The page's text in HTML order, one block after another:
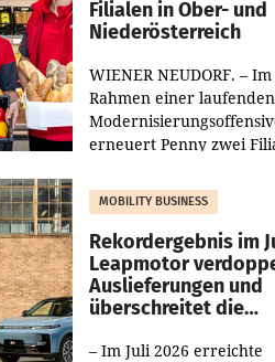
Filialen in Ober- und
Niederösterreich
WIENER NEUDORF. – Im
Rahmen einer laufenden
erneuert Penny zwei
Die beiden Standorte
Haag sowie im rund
MOBILITY BUSINESS
Rekordergebnis im
Leapmotor
Auslieferungen und
überschreitet die
– Im Juli 2026 erreichte